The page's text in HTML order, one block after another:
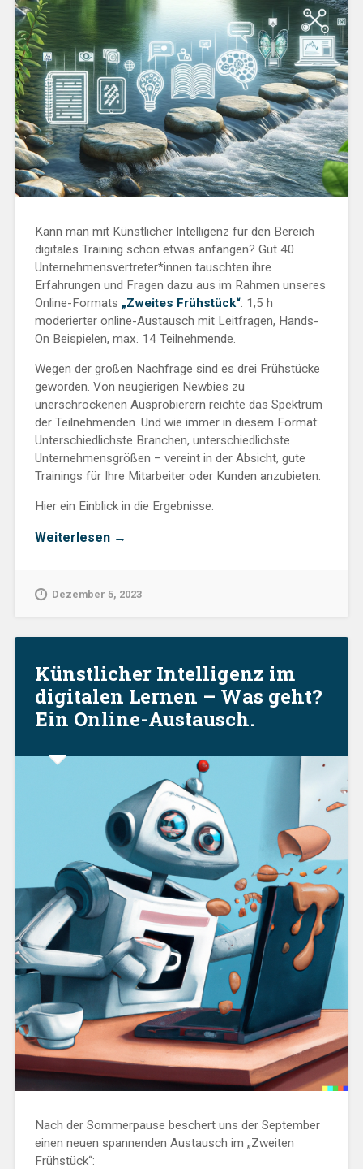
Kann man mit Künstlicher Intelligenz für den Bereich
digitales Training schon etwas anfangen? Gut 40
Unternehmensvertreter*innen tauschten ihre
Erfahrungen und Fragen dazu aus im Rahmen unseres
Online-Formats „Zweites Frühstück“: 1,5 h
moderierter online-Austausch mit Leitfragen, Hands-
On Beispielen, max. 14 Teilnehmende.
Wegen der großen Nachfrage sind es drei Frühstücke
geworden. Von neugierigen Newbies zu
unerschrockenen Ausprobierern reichte das Spektrum
der Teilnehmenden. Und wie immer in diesem Format:
Unterschiedlichste Branchen, unterschiedlichste
Unternehmensgrößen – vereint in der Absicht, gute
Trainings für Ihre Mitarbeiter oder Kunden anzubieten.
Hier ein Einblick in die Ergebnisse:
Weiterlesen „KI?
Frühstück!“
→
Dezember 5, 2023
Künstlicher Intelligenz im
digitalen Lernen – Was geht?
Ein Online-Austausch.
Nach der Sommerpause beschert uns der September
einen neuen spannenden Austausch im „Zweiten
Frühstück“: